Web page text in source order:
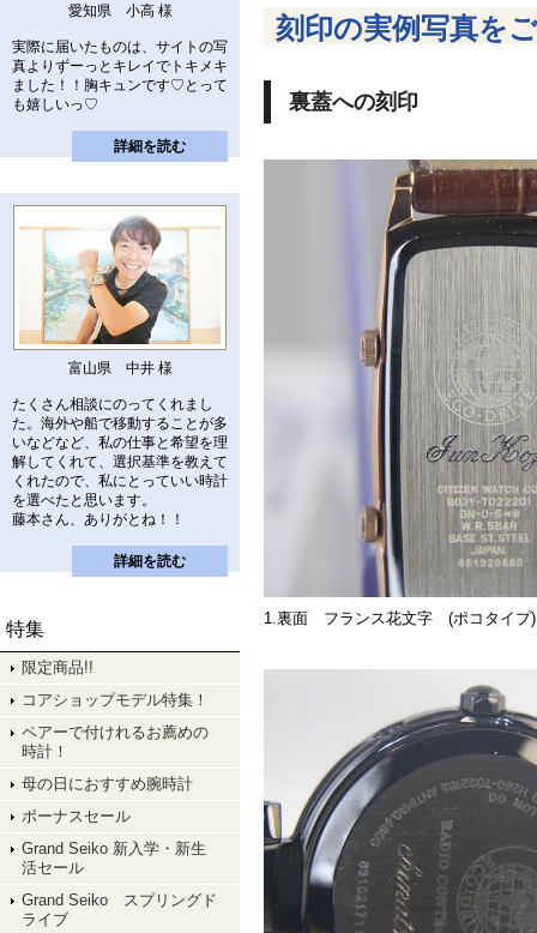
愛知県 小高 様
実際に届いたものは、サイトの写
真よりずーっとキレイでトキメキ
ました！！胸キュンです♡とって
も嬉しいっ♡
詳細を読む
富山県 中井 様
たくさん相談にのってくれまし
た。海外や船で移動することが多
いなどなど、私の仕事と希望を理
解してくれて、選択基準を教えて
くれたので、私にとっていい時計
を選べたと思います。
藤本さん、ありがとね！！
詳細を読む
特集
限定商品!!
コアショップモデル特集！
ペアーで付けれるお薦めの
時計！
母の日におすすめ腕時計
ボーナスセール
Grand Seiko 新入学・新生
活セール
Grand Seiko スプリングド
ライブ
刻印の実例写真を
裏蓋への刻印
1.裏面 フランス花文字 (ポコタイ